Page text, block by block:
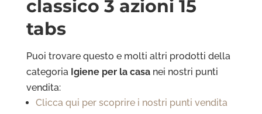
classico 3 azioni 15
tabs
Puoi trovare questo e molti altri prodotti della
categoria Igiene per la casa nei nostri punti
vendita:
Clicca qui per scoprire i nostri punti vendita